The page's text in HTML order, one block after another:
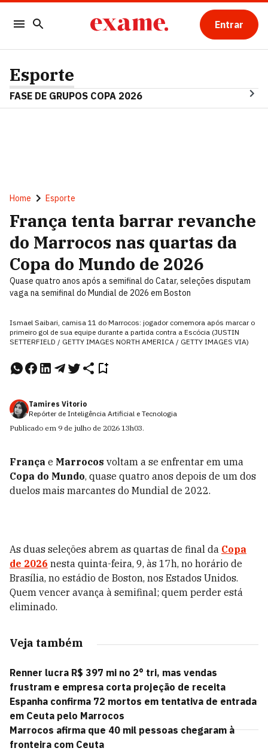
Entrar
Esporte
FASE DE GRUPOS COPA 2026
Home Esporte
França tenta barrar revanche
do Marrocos nas quartas da
Copa do Mundo de 2026
Quase quatro anos após a semifinal do Catar, seleções disputam
vaga na semifinal do Mundial de 2026 em Boston
Ismael Saibari, camisa 11 do Marrocos: jogador comemora após marcar o
primeiro gol de sua equipe durante a partida contra a Escócia (JUSTIN
SETTERFIELD / GETTY IMAGES NORTH AMERICA / GETTY IMAGES VIA)
Tamires Vitorio
Repórter de Inteligência Artificial e Tecnologia
Publicado em 9 de julho de 2026 13h03.
França e Marrocos voltam a se enfrentar em uma
Copa do Mundo, quase quatro anos depois de um dos
duelos mais marcantes do Mundial de 2022.
As duas seleções abrem as quartas de final da Copa
de 2026 nesta quinta-feira, 9, às 17h, no horário de
Brasília, no estádio de Boston, nos Estados Unidos.
Quem vencer avança à semifinal; quem perder está
eliminado.
Veja também
Renner lucra R$ 397 mi no 2° tri, mas vendas
frustram e empresa corta projeção de receita
Espanha confirma 72 mortos em tentativa de entrada
em Ceuta pelo Marrocos
Marrocos afirma que 40 mil pessoas chegaram à
fronteira com Ceuta